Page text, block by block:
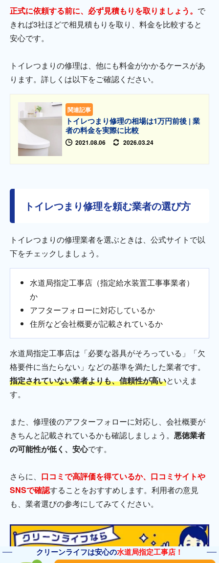
正式に依頼する前に、必ず見積もりを取りましょう。 で
きれば3社ほどで相見積もりを取り、料金を比較すると
安心です。
トイレつまりの修理は、他にも料金がかかるケースがあ
ります。詳しくは以下をご確認ください。
関連記事
トイレつまり修理の相場は1万円前後 | 業
者の料金を実際に比較
2021.08.06 2026.03.24
トイレつまり修理を頼む業者の選び方
トイレつまりの修理業者を選ぶときは、公式サイトで以
下をチェックしましょう。
水道局指定工事店（指定給水装置工事事業者）
か
アフターフォローに対応しているか
住所など会社概要が記載されているか
水道局指定工事店は「必要な器具がそろっている」「欠
格要件に当たらない」などの基準を満たした業者です。
指定されていない業者よりも、信頼性が高いといえま
す。
また、修理後のアフターフォローに対応し、会社概要が
きちんと記載されているかも確認しましょう。 悪徳業者
の可能性が低く、安心です。
さらに、 口コミで高評価を得ているか、口コミサイトや
SNSで確認することをおすすめします。利用者の意見
も、業者選びの参考にしてみてください。
クリーンライフは安心の水道局指定工事店！